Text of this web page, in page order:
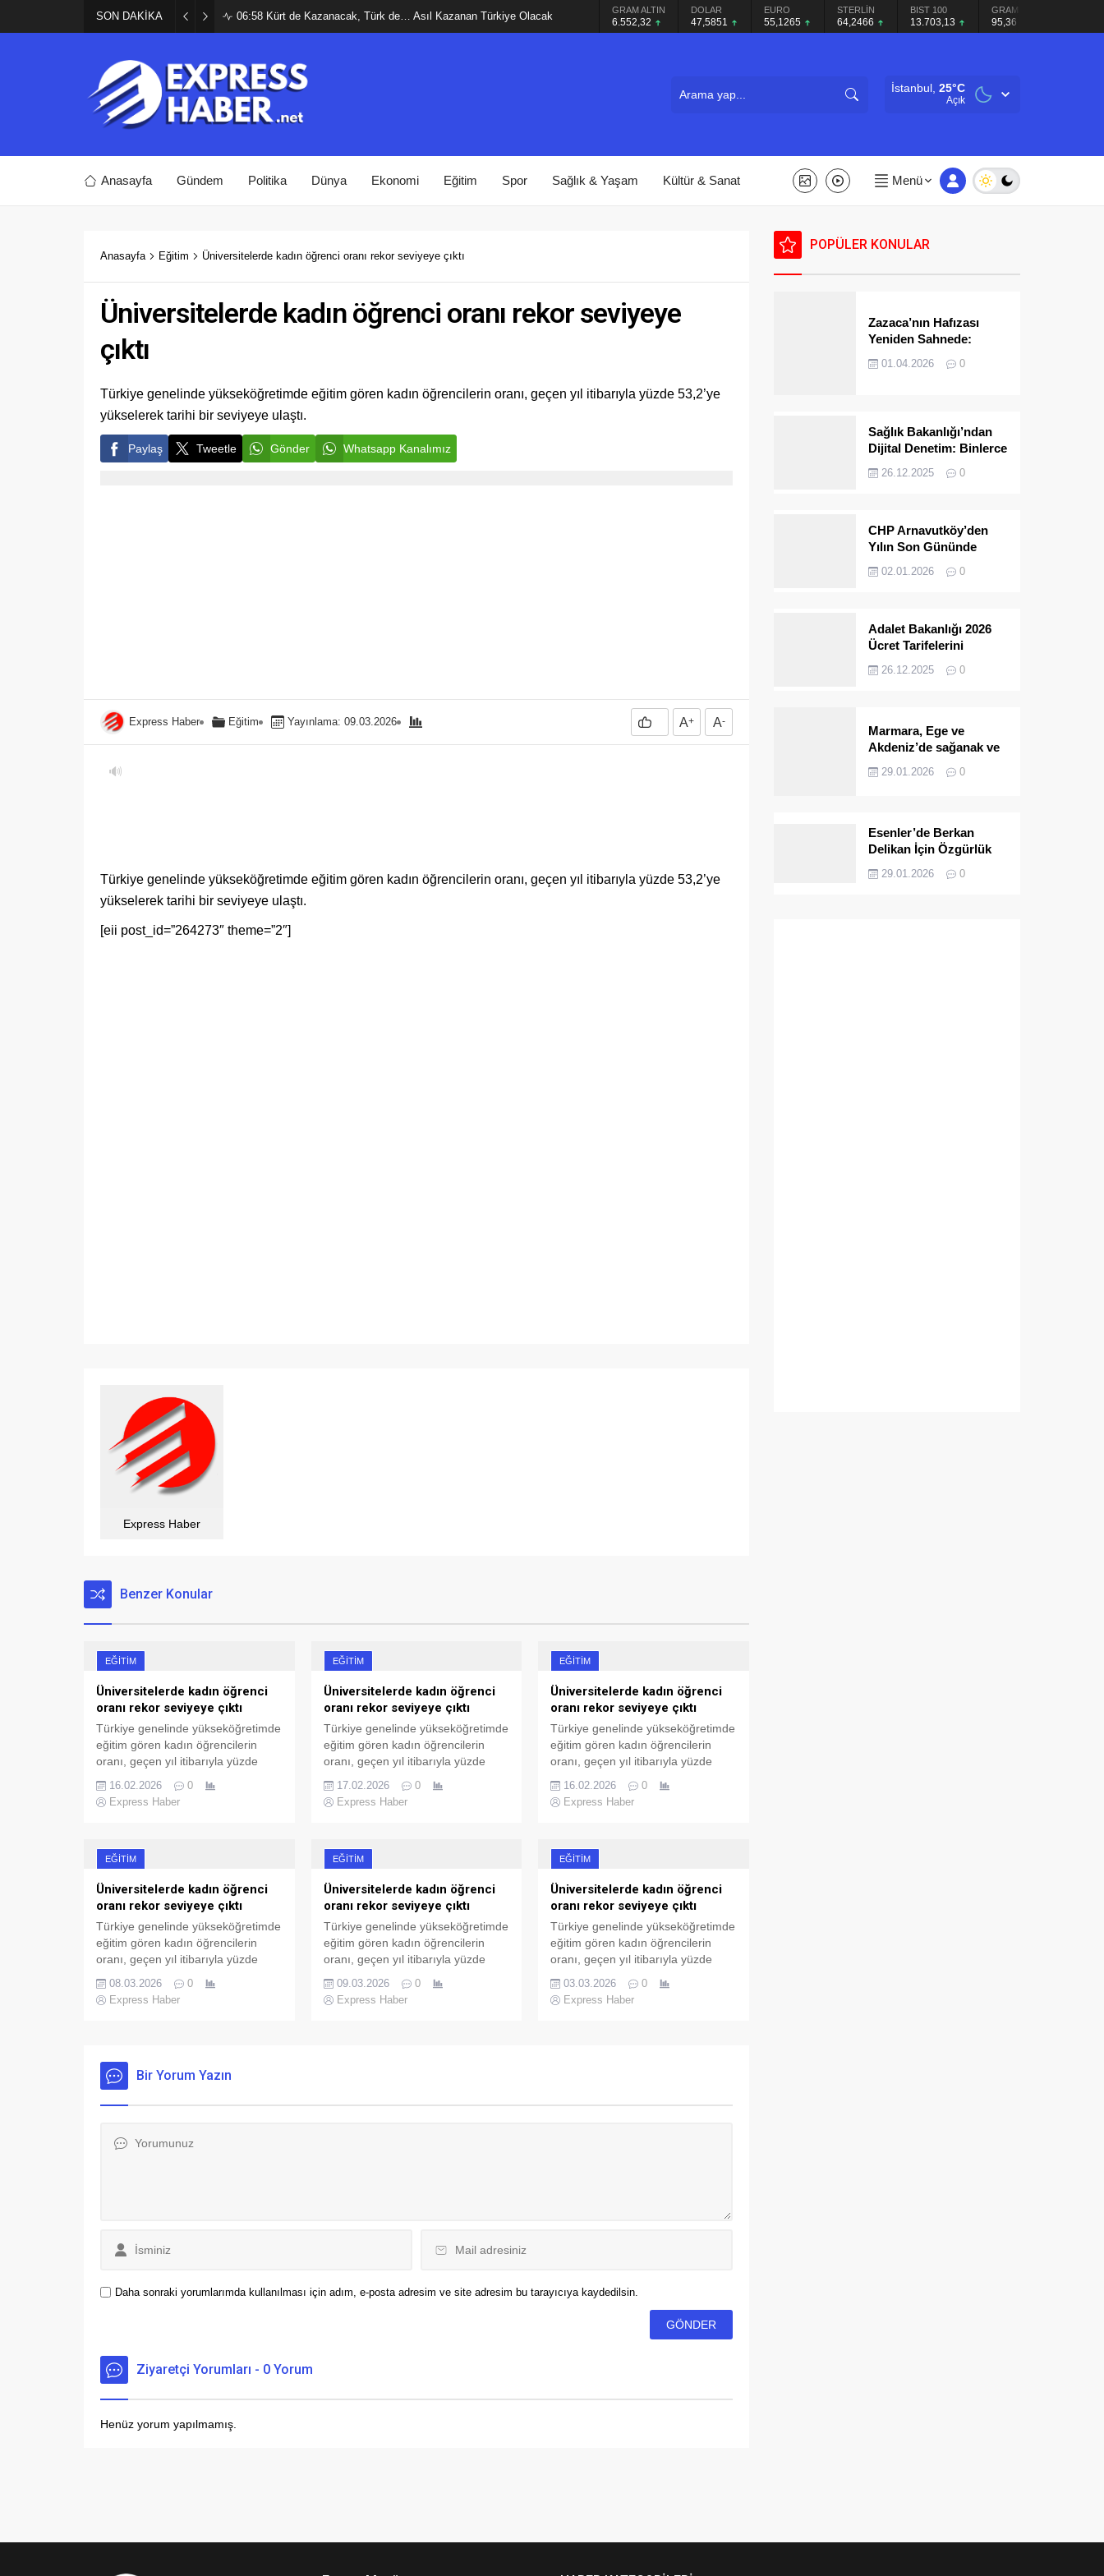
SON DAKİKA 06:58 Kürt de Kazanacak, Türk de… Asıl Kazanan Türkiye Olacak6.552,32
DOLAR
47,5851
EURO
55,1265
STERLİN
64,2466
BIST 100
13.703,13
GRAM GÜMÜŞ
95,36
İstanbul, 25°C
Açık
Anasayfa Gündem Politika Dünya Ekonomi Eğitim Spor Sağlık & Yaşam Kültür & Sanat Menü
Anasayfa Eğitim Üniversitelerde kadın öğrenci oranı rekor seviyeye çıktı
Üniversitelerde kadın öğrenci oranı rekor seviyeye
çıktı
Türkiye genelinde yükseköğretimde eğitim gören kadın öğrencilerin oranı, geçen yıl itibarıyla yüzde 53,2’ye
yükselerek tarihi bir seviyeye ulaştı.
Paylaş Tweetle Gönder Whatsapp Kanalımız
Express Haber Eğitim Yayınlama: 09.03.2026 A+ A-
🔊
Türkiye genelinde yükseköğretimde eğitim gören kadın öğrencilerin oranı, geçen yıl itibarıyla yüzde 53,2’ye
yükselerek tarihi bir seviyeye ulaştı.
[eii post_id=”264273″ theme=”2″]
Express Haber
Benzer Konular
EĞITIM
Üniversitelerde kadın öğrenci
oranı rekor seviyeye çıktı
Türkiye genelinde yükseköğretimde
eğitim gören kadın öğrencilerin
oranı, geçen yıl itibarıyla yüzde
seviyeye ulaştı.
16.02.2026
0
Express Haber
EĞITIM
Üniversitelerde kadın öğrenci
oranı rekor seviyeye çıktı
Türkiye genelinde yükseköğretimde
eğitim gören kadın öğrencilerin
oranı, geçen yıl itibarıyla yüzde
seviyeye ulaştı.
17.02.2026
0
Express Haber
EĞITIM
Üniversitelerde kadın öğrenci
oranı rekor seviyeye çıktı
Türkiye genelinde yükseköğretimde
eğitim gören kadın öğrencilerin
oranı, geçen yıl itibarıyla yüzde
seviyeye ulaştı.
16.02.2026
0
Express Haber
EĞITIM
Üniversitelerde kadın öğrenci
oranı rekor seviyeye çıktı
Türkiye genelinde yükseköğretimde
eğitim gören kadın öğrencilerin
oranı, geçen yıl itibarıyla yüzde
seviyeye ulaştı.
08.03.2026
0
Express Haber
EĞITIM
Üniversitelerde kadın öğrenci
oranı rekor seviyeye çıktı
Türkiye genelinde yükseköğretimde
eğitim gören kadın öğrencilerin
oranı, geçen yıl itibarıyla yüzde
seviyeye ulaştı.
09.03.2026
0
Express Haber
EĞITIM
Üniversitelerde kadın öğrenci
oranı rekor seviyeye çıktı
Türkiye genelinde yükseköğretimde
eğitim gören kadın öğrencilerin
oranı, geçen yıl itibarıyla yüzde
seviyeye ulaştı.
03.03.2026
0
Express Haber
Bir Yorum Yazın
Daha sonraki yorumlarımda kullanılması için adım, e-posta adresim ve site adresim bu tarayıcıya kaydedilsin.
Ziyaretçi Yorumları - 0 Yorum
Henüz yorum yapılmamış.
POPÜLER KONULAR
Zazaca’nın Hafızası
Yeniden Sahnede:
Yeni Albüm
01.04.2026 0
Sağlık Bakanlığı’ndan
Dijital Denetim: Binlerce
26.12.2025 0
CHP Arnavutköy’den
Yılın Son Gününde
02.01.2026 0
Adalet Bakanlığı 2026
Ücret Tarifelerini
26.12.2025 0
Marmara, Ege ve
Akdeniz’de sağanak ve
29.01.2026 0
Esenler’de Berkan
Delikan İçin Özgürlük
29.01.2026 0